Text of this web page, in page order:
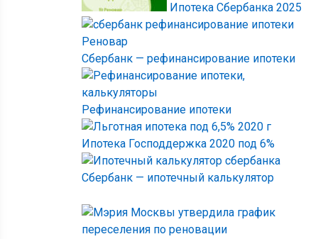
Ипотека Сбербанка 2025
Сбербанк — рефинансирование ипотеки
Рефинансирование ипотеки
Ипотека Господдержка 2020 под 6%
Сбербанк — ипотечный калькулятор